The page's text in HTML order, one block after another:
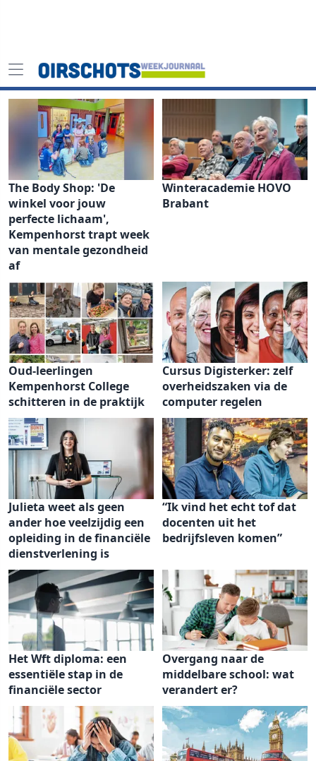
The Body Shop: 'De
winkel voor jouw
perfecte lichaam',
Kempenhorst trapt week
van mentale gezondheid
af
Winteracademie HOVO
Brabant
Oud-leerlingen
Kempenhorst College
schitteren in de praktijk
Cursus Digisterker: zelf
overheidszaken via de
computer regelen
Julieta weet als geen
ander hoe veelzijdig een
opleiding in de financiële
dienstverlening is
“Ik vind het echt tof dat
docenten uit het
bedrijfsleven komen”
Het Wft diploma: een
essentiële stap in de
financiële sector
Overgang naar de
middelbare school: wat
verandert er?